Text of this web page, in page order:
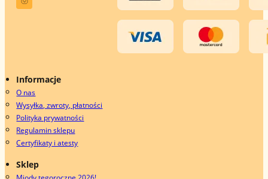
Informacje
O nas
Wysyłka, zwroty, płatności
Polityka prywatności
Regulamin sklepu
Certyfikaty i atesty
Sklep